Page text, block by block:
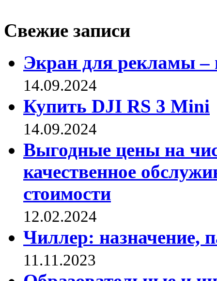
Свежие записи
Экран для рекламы –
14.09.2024
Купить DJI RS 3 Mini
14.09.2024
Выгодные цены на
качественное
стоимости
12.02.2024
Чиллер: назначение,
11.11.2023